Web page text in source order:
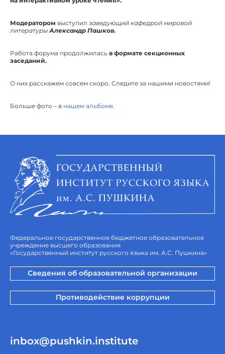
Модератором выступил заведующий кафедрой мировой
литературыАлександр Пашков.
Работа форума продолжилась в формате секционных
заседаний.
О них расскажем совсем скоро. Следите за нашими новостями!
Больше фото – в нашем альбоме.
Федеральное государственное бюджетное образовательное
учреждение высшего образования
«Государственный институт русского языка им. А.С. Пушкина»
Сведения об образовательной организации
Противодействие коррупции
inbox@pushkin.institute